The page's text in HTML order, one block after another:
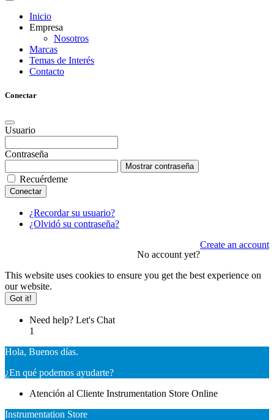
Inicio
Empresa
Nosotros
Marcas
Temas de Interés
Contacto
Conectar
Usuario
Contraseña
Mostrar contraseña
Recuérdeme
Conectar
¿Recordar su usuario?
¿Olvidó su contraseña?
No account yet?
Create an account
This website uses cookies to ensure you get the best experience on
our website.
Got it!
Need help? Let's Chat
1
Hola, Buenos días.
¿En qué podemos ayudarte?
Atención al Cliente Instrumentation Store Online
Instrumentation Store